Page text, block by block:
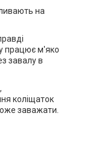
на
працює м'яко
завалу в
коліщаток
заважати.